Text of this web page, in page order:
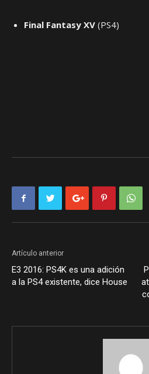
Final Fantasy XV (PS4)
Artículo anterior
E3 2016: PS4K es una adición
a la PS4 existente, dice House